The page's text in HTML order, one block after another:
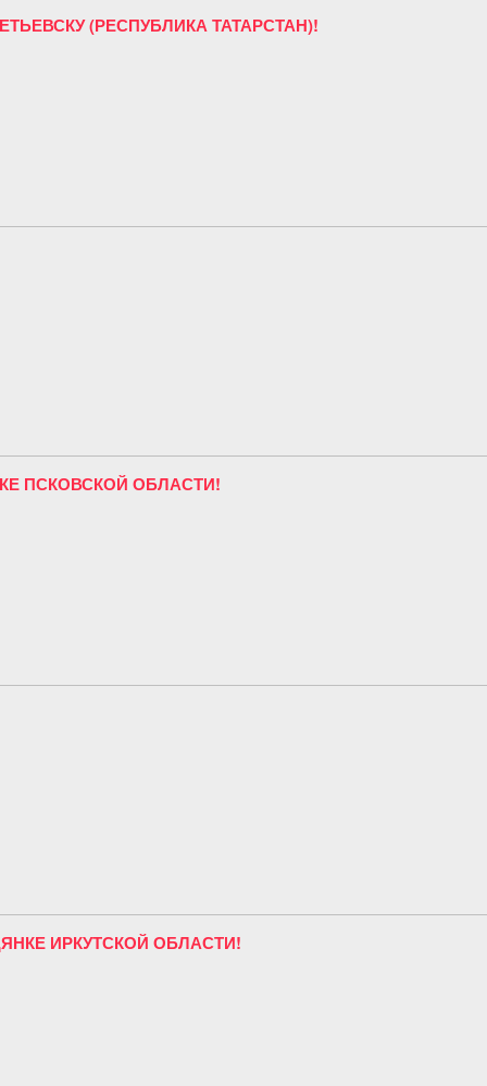
(РЕСПУБЛИКА ТАТАРСТАН)!
ПСКОВСКОЙ ОБЛАСТИ!
ИРКУТСКОЙ ОБЛАСТИ!